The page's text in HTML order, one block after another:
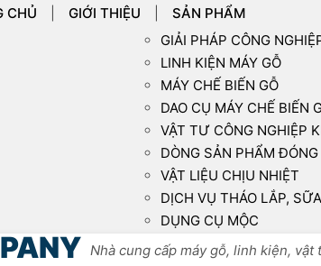
CHỦ GIỚI THIỆU
SẢN PHẨM
GIẢI PHÁP CÔNG
LINH KIỆN MÁY GỖ
MÁY CHẾ BIẾN GỖ
DAO CỤ MÁY CHẾ BIẾN
VẬT TƯ CÔNG NGHIỆP
DÒNG SẢN PHẨM ĐÓNG
VẬT LIỆU CHỊU NHIỆT
DỊCH VỤ THÁO LẮP,
DỤNG CỤ MỘC
Nhà cung cấp máy gỗ, linh kiện,